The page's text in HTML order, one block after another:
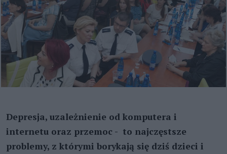
Depresja, uzależnienie od komputera i
internetu oraz przemoc - to najczęstsze
problemy, z którymi borykają się dziś dzieci i